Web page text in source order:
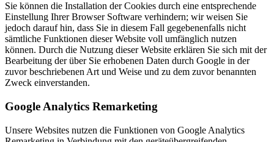
Sie können die Installation der Cookies durch eine entsprechende
Einstellung Ihrer Browser Software verhindern; wir weisen Sie
jedoch darauf hin, dass Sie in diesem Fall gegebenenfalls nicht
sämtliche Funktionen dieser Website voll umfänglich nutzen
können. Durch die Nutzung dieser Website erklären Sie sich mit der
Bearbeitung der über Sie erhobenen Daten durch Google in der
zuvor beschriebenen Art und Weise und zu dem zuvor benannten
Zweck einverstanden.
Google Analytics Remarketing
Unsere Websites nutzen die Funktionen von Google Analytics